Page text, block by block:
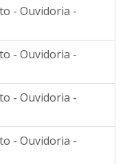
- Ouvidoria -
- Ouvidoria -
- Ouvidoria -
- Ouvidoria -